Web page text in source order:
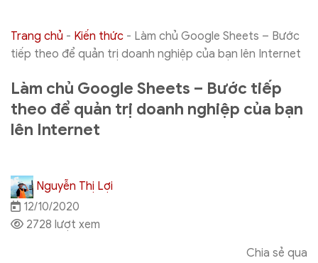
Trang chủ - Kiến thức - Làm chủ Google Sheets – Bước
tiếp theo để quản trị doanh nghiệp của bạn lên Internet
Làm chủ Google Sheets – Bước tiếp
theo để quản trị doanh nghiệp của bạn
lên Internet
Nguyễn Thị Lợi
12/10/2020
2728 lượt xem
Chia sẻ qua